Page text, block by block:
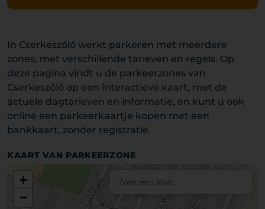
In Cserkeszőlő werkt parkeren met meerdere
zones, met verschillende tarieven en regels. Op
deze pagina vindt u de parkeerzones van
Cserkeszőlő op een interactieve kaart, met de
actuele dagtarieven en informatie, en kunt u ook
online een parkeerkaartje kopen met een
bankkaart, zonder registratie.
KAART VAN PARKEERZONE
+
−